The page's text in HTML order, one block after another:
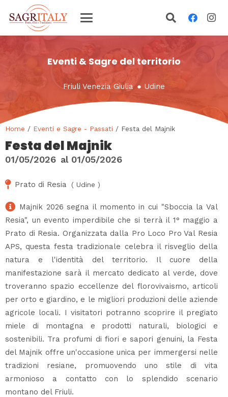
Eventi & Sagre del territorio
Friuli Venezia Giulia ● Udine
Home / Eventi e Sagre - Passati / Festa del Majnik
Festa del Majnik
01/05/2026 al 01/05/2026
Prato di Resia ( Udine )
Majnik 2026 segna il momento in cui "Sboccia la Val
Resia", un evento imperdibile che si terrà il 1° maggio a
Prato di Resia. Organizzata dalla Pro Loco Pro Val Resia
APS, questa festa tradizionale celebra il risveglio della
natura e l'identità del territorio. Il cuore della
manifestazione sarà il mercato dedicato al verde, dove
troveranno spazio eccellenze del florovivaismo, articoli
per orto e giardino, e le migliori produzioni delle aziende
agricole locali. I visitatori potranno scoprire il pregiato
miele di montagna e prodotti naturali, biologici e
sostenibili. Tra profumi di fiori e sapori genuini, la Festa
del Majnik offre un'occasione unica per immergersi nelle
tradizioni resiane, promuovendo uno stile di vita
armonioso a contatto con lo splendido scenario
montano del Friuli.